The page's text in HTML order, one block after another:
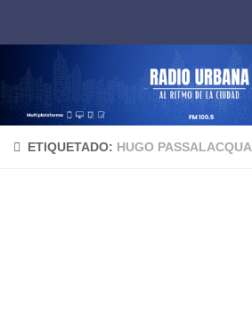
ETIQUETADO: HUGO PASSALACQUA